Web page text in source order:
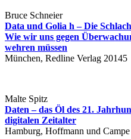
Bruce Schneier
Data und Golia h – Die
Wie wir uns gegen
wehren müssen
München, Redline Verlag 20145
Malte Spitz
Daten – das Öl des 21.
digitalen Zeitalter
Hamburg, Hoffmann und